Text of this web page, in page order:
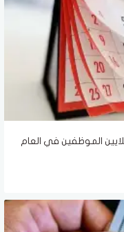
لملايين الموظفين في العام